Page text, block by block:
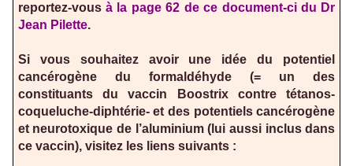
reportez-vousà la page 62 de ce document-ci du Dr
Jean Pilette.
Si vous souhaitez avoir une idée du potentiel
cancérogène du formaldéhyde (= un des
constituants du vaccin Boostrix contre tétanos-
coqueluche-diphtérie- et des potentiels cancérogène
et neurotoxique de l’aluminium (lui aussi inclus dans
ce vaccin), visitez les liens suivants :